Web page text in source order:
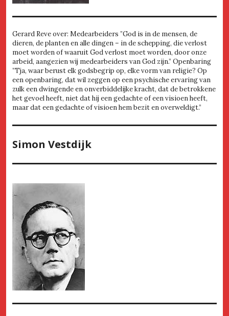
Gerard Reve over: Medearbeiders ”God is in de mensen, de
dieren, de planten en alle dingen – in de schepping, die verlost
moet worden of waaruit God verlost moet worden, door onze
arbeid, aangezien wij medearbeiders van God zijn.” Openbaring
”Tja, waar berust elk godsbegrip op, elke vorm van religie? Op
een openbaring, dat wil zeggen op een psychische ervaring van
zulk een dwingende en onverbiddelijke kracht, dat de betrokkene
het gevoel heeft, niet dat hij een gedachte of een visioen heeft,
maar dat een gedachte of visioen hem bezit en overweldigt.”
Simon Vestdijk